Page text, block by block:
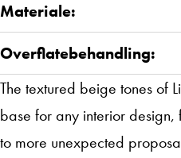
Materiale:
Overflatebehandling:
The textured beige tones of
base for any interior
to more unexpected